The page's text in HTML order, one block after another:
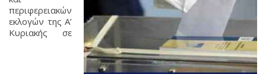
περιφερειακών
εκλογών της Α’
Κυριακής σε